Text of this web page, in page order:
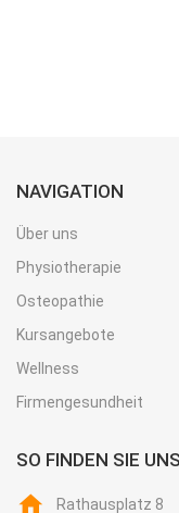
NAVIGATION
Über uns
Physiotherapie
Osteopathie
Kursangebote
Wellness
Firmengesundheit
SO FINDEN SIE UNS
Rathausplatz 8